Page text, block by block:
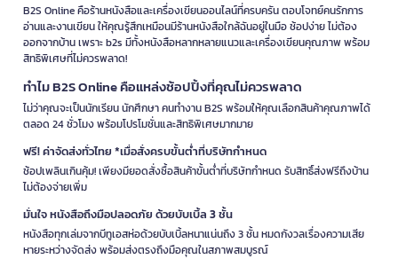
B2S Online คือร้านหนังสือและเครื่องเขียนออนไลน์ที่ครบครัน ตอบโจทย์คนรักการ
อ่านและงานเขียน ให้คุณรู้สึกเหมือนมีร้านหนังสือใกล้ฉันอยู่ในมือ ช้อปง่าย ไม่ต้อง
ออกจากบ้าน เพราะ b2s มีทั้งหนังสือหลากหลายแนวและเครื่องเขียนคุณภาพ พร้อม
สิทธิพิเศษที่ไม่ควรพลาด!
ทำไม B2S Online คือแหล่งช้อปปิ้งที่คุณไม่ควรพลาด
ไม่ว่าคุณจะเป็นนักเรียน นักศึกษา คนทำงาน B2S พร้อมให้คุณเลือกสินค้าคุณภาพได้
ตลอด 24 ชั่วโมง พร้อมโปรโมชั่นและสิทธิพิเศษมากมาย
ฟรี! ค่าจัดส่งทั่วไทย *เมื่อสั่งครบขั้นต่ำที่บริษัทกำหนด
ช้อปเพลินเกินคุ้ม! เพียงมียอดสั่งซื้อสินค้าขั้นต่ำที่บริษัทกำหนด รับสิทธิ์ส่งฟรีถึงบ้าน
ไม่ต้องจ่ายเพิ่ม
มั่นใจ หนังสือถึงมือปลอดภัย ด้วยบับเบิ้ล 3 ชั้น
หนังสือทุกเล่มจากบีทูเอสห่อด้วยบับเบิ้ลหนาแน่นถึง 3 ชั้น หมดกังวลเรื่องความเสีย
หายระหว่างจัดส่ง พร้อมส่งตรงถึงมือคุณในสภาพสมบูรณ์